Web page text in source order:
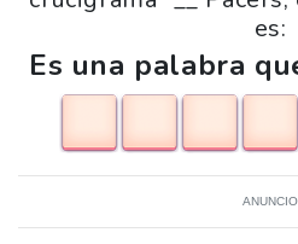
es:
Es una palabra
ANUNCIO